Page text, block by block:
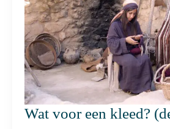
Wat voor een kleed?